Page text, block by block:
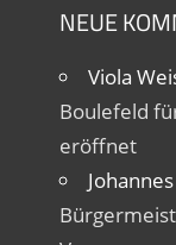
NEUE
Viola
Boulefeld
eröffnet